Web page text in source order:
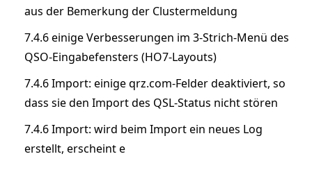
aus der Bemerkung der Clustermeldung
7.4.6 einige Verbesserungen im 3-Strich-Menü des
QSO-Eingabefensters (HO7-Layouts)
7.4.6 Import: einige qrz.com-Felder deaktiviert, so
dass sie den Import des QSL-Status nicht stören
7.4.6 Import: wird beim Import ein neues Log
erstellt, erscheint e